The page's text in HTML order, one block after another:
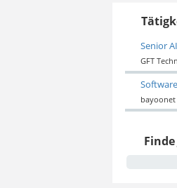
Senior
GFT
bayoonet